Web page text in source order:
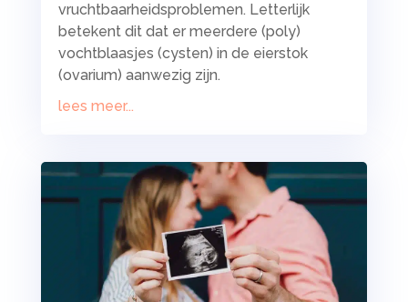
vruchtbaarheidsproblemen. Letterlijk
betekent dit dat er meerdere (poly)
vochtblaasjes (cysten) in de eierstok
(ovarium) aanwezig zijn.
lees meer...